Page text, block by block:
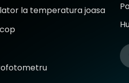
la temperatura joasa